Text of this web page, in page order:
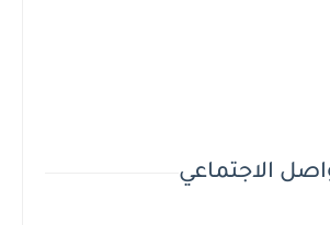
الاجتماعي